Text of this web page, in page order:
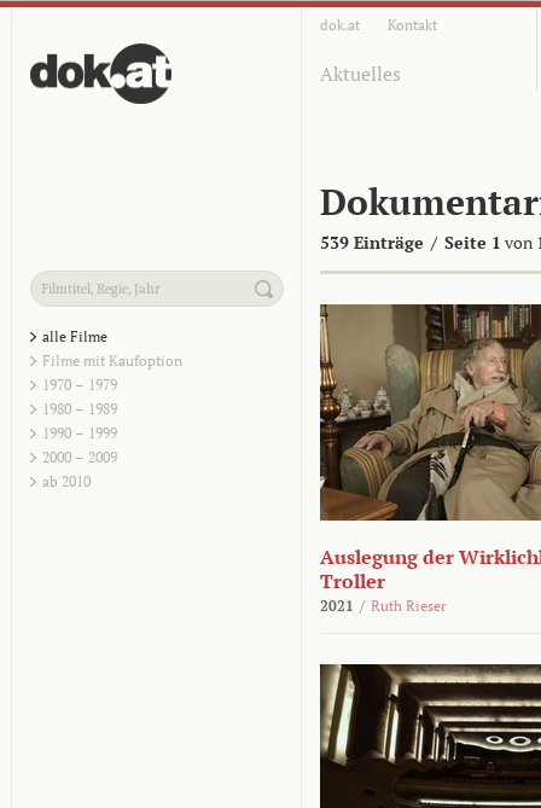
dok.at Kontakt
Aktuelles
539 Einträge / Seite 1 von
alle Filme
Filme mit Kaufoption
1970 – 1979
1980 – 1989
1990 – 1999
2000 – 2009
ab 2010
Auslegung der
Troller
2021 / Ruth Rieser